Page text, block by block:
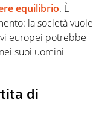
equilibrio. È
la società vuole
europei potrebbe
suoi uomini
di